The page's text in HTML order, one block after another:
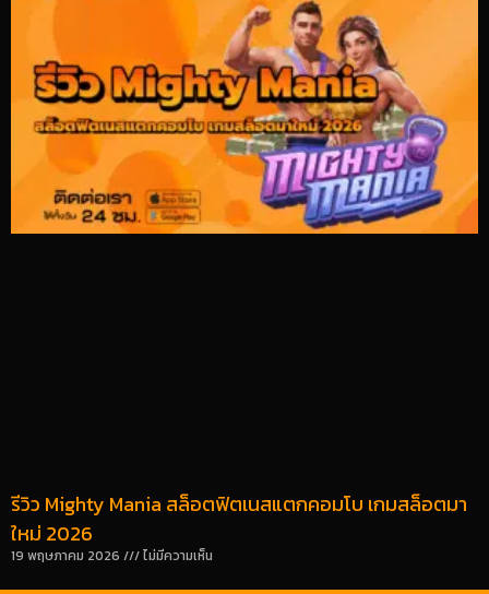
รีวิว Mighty Mania สล็อตฟิตเนสแตกคอมโบ เกมสล็อตมา
ใหม่ 2026
19 พฤษภาคม 2026 ไม่มีความเห็น